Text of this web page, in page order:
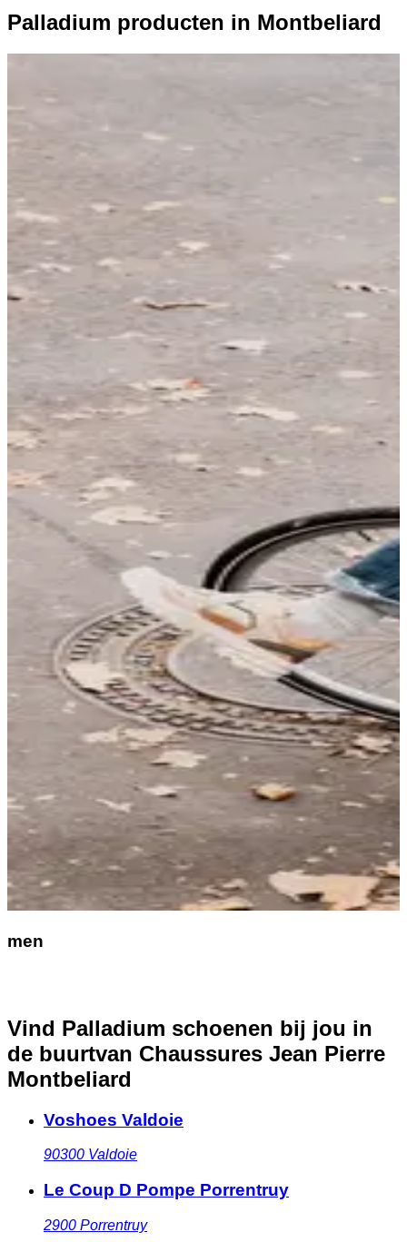
Palladium producten in Montbeliard
men
Vind Palladium schoenen bij jou in
de buurtvan Chaussures Jean Pierre
Montbeliard
Voshoes Valdoie
90300 Valdoie
Le Coup D Pompe Porrentruy
2900 Porrentruy